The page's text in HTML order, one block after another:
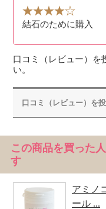
結石のために購入
口コミ（レビュー）を
い。
口コミ（レビュー）を
この商品を買った
す
アミノ
ール ...